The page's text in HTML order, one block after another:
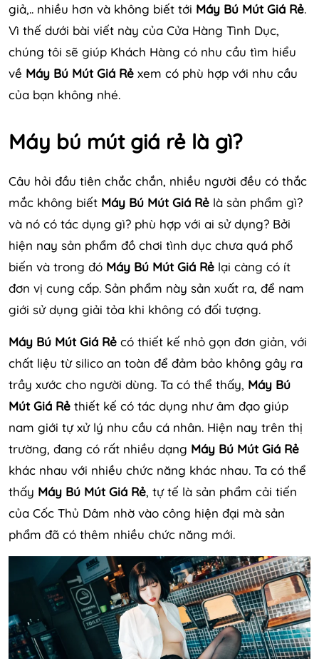
giả,.. nhiều hơn và không biết tới Máy Bú Mút Giá Rẻ.
Vì thế dưới bài viết này của Cửa Hàng Tình Dục,
chúng tôi sẽ giúp Khách Hàng có nhu cầu tìm hiểu
về Máy Bú Mút Giá Rẻ xem có phù hợp với nhu cầu
của bạn không nhé.
Máy bú mút giá rẻ là gì?
Câu hỏi đầu tiên chắc chắn, nhiều người đều có thắc
mắc không biết Máy Bú Mút Giá Rẻ là sản phẩm gì?
và nó có tác dụng gì? phù hợp với ai sử dụng? Bởi
hiện nay sản phẩm đồ chơi tình dục chưa quá phổ
biến và trong đó Máy Bú Mút Giá Rẻ lại càng có ít
đơn vị cung cấp. Sản phẩm này sản xuất ra, để nam
giới sử dụng giải tỏa khi không có đối tượng.
Máy Bú Mút Giá Rẻ có thiết kế nhỏ gọn đơn giản, với
chất liệu từ silico an toàn để đảm bảo không gây ra
trầy xước cho người dùng. Ta có thể thấy, Máy Bú
Mút Giá Rẻ thiết kế có tác dụng như âm đạo giúp
nam giới tự xử lý nhu cầu cá nhân. Hiện nay trên thị
trường, đang có rất nhiều dạng Máy Bú Mút Giá Rẻ
khác nhau với nhiều chức năng khác nhau. Ta có thể
thấy Máy Bú Mút Giá Rẻ, tự tế là sản phẩm cải tiến
của Cốc Thủ Dâm nhờ vào công hiện đại mà sản
phẩm đã có thêm nhiều chức năng mới.